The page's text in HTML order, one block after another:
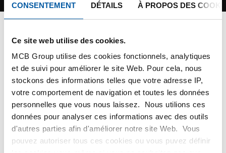
CONSENTEMENT DÉTAILS À PROPOS DES
Ce site web utilise des cookies.
MCB Group utilise des cookies fonctionnels, analytiques
et de suivi pour améliorer le site Web. Pour cela, nous
stockons des informations telles que votre adresse IP,
votre comportement de navigation et toutes les données
personnelles que vous nous laissez. Nous utilions ces
données pour analyser ces informations avec des outils
d'autres parties afin d'améliorer notre site Web. Vous
pouvez autoriser tous ces cookies ou vous puvez définir
Sécurité des intervenants
externes
La sécurité est au cœur des préoccupations d’MCB. La